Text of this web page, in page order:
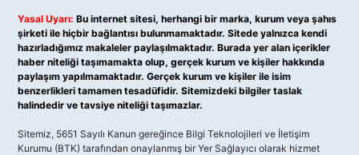
Yasal Uyarı: Bu internet sitesi, herhangi bir marka, kurum veya şahıs
şirketi ile hiçbir bağlantısı bulunmamaktadır. Sitede yalnızca kendi
hazırladığımız makaleler paylaşılmaktadır. Burada yer alan içerikler
haber niteliği taşımamakta olup, gerçek kurum ve kişiler hakkında
paylaşım yapılmamaktadır. Gerçek kurum ve kişiler ile isim
benzerlikleri tamamen tesadüfidir. Sitemizdeki bilgiler taslak
halindedir ve tavsiye niteliği taşımazlar.
Sitemiz, 5651 Sayılı Kanun gereğince Bilgi Teknolojileri ve İletişim
Kurumu (BTK) tarafından onaylanmış bir Yer Sağlayıcı olarak hizmet